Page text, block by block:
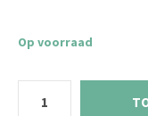
Op voorraad